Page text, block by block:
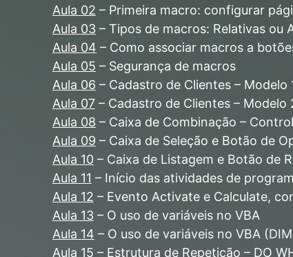
Aula 02 – Primeira macro: configurar
Aula 03 – Tipos de macros: Relativas ou
Aula 04 – Como associar macros a
Aula 05 – Segurança de macros
Aula 06 – Cadastro de Clientes – Modelo
Aula 07 – Cadastro de Clientes – Modelo
Aula 08 – Caixa de Combinação –
Aula 09 – Caixa de Seleção e Botão de
Aula 10 – Caixa de Listagem e Botão de
Aula 11 – Início das atividades de
Aula 12 – Evento Activate e Calculate,
Aula 13 – O uso de variáveis no VBA
Aula 14 – O uso de variáveis no VBA
Aula 15 – Estrutura de Repetição – DO